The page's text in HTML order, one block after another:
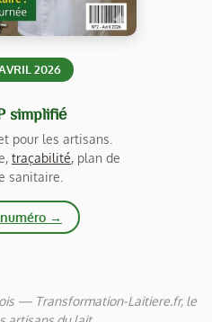
2026
simplifié
pour les artisans.
traçabilité, plan de
sanitaire.
→
— Transformation-Laitiere.fr, le